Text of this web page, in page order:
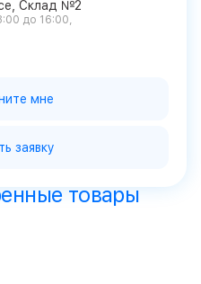
Склад №2
до 16:00
мне
заявку
товары